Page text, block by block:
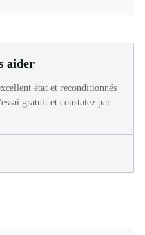
aider
état et reconditionnés